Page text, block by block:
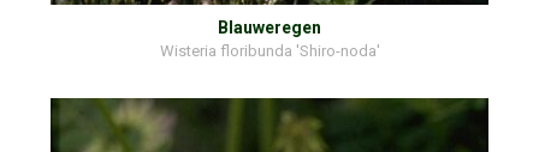
Blauweregen
Wisteria floribunda 'Shiro-noda'